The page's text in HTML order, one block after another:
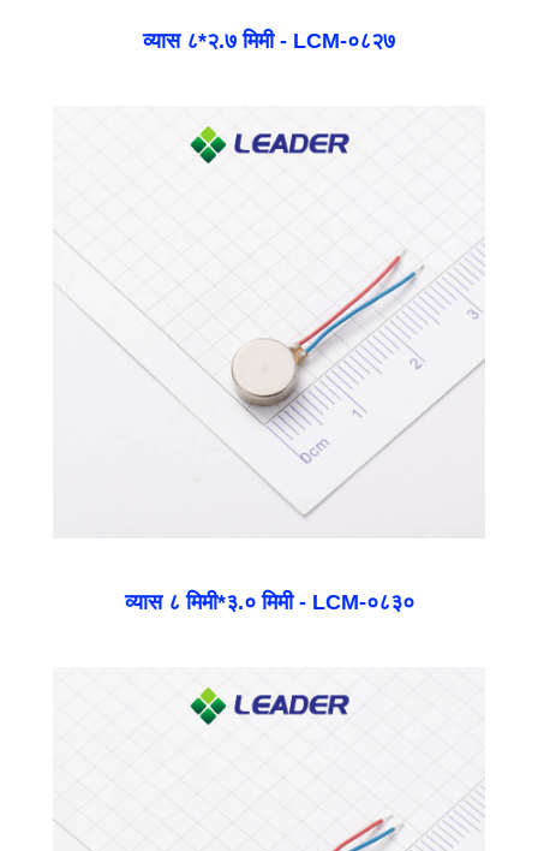
व्यास ८*२.७ मिमी - LCM-०८२७
व्यास ८ मिमी*३.० मिमी - LCM-०८३०